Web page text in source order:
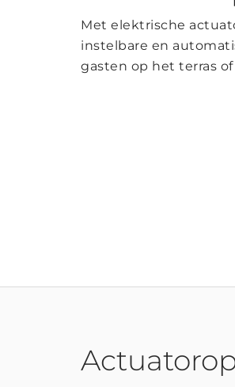
Met elektrische
instelbare en
gasten op het terras